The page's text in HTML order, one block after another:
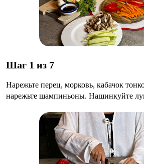
Шаг 1 из 7
Нарежьте перец, морковь, кабачок
нарежьте шампиньоны. Нашинкуйте